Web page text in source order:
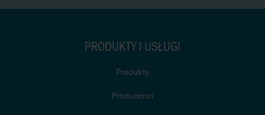
PRODUKTY I USŁUGI
Produkty
Producenci